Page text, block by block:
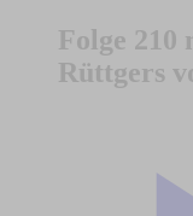
Folge 210
Rüttgers